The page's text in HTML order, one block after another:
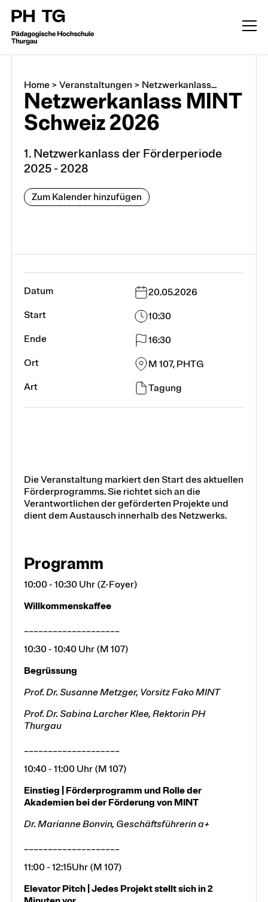
Home> Veranstaltungen > Netzwerkanlass...
Netzwerkanlass MINT
Schweiz 2026
1. Netzwerkanlass der Förderperiode
2025 - 2028
Zum Kalender hinzufügen
20.05.2026
10:30
16:30
M 107, PHTG
Tagung
Die Veranstaltung markiert den Start des aktuellen
Förderprogramms. Sie richtet sich an die
Verantwortlichen der geförderten Projekte und
dient dem Austausch innerhalb des Netzwerks.
Programm
10:00 - 10:30 Uhr (Z-Foyer)
Willkommenskaffee
10:30 - 10:40 Uhr (M 107)
Begrüssung
Prof. Dr. Susanne Metzger, Vorsitz Fako MINT
Prof. Dr. Sabina Larcher Klee, Rektorin PH
Thurgau
10:40 - 11:00 Uhr (M 107)
Einstieg | Förderprogramm und Rolle der
Akademien bei der Förderung von MINT
Dr. Marianne Bonvin, Geschäftsführerin a+
11:00 - 12:15Uhr (M 107)
Elevator Pitch | Jedes Projekt stellt sich in 2